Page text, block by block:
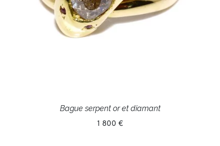
Bague serpent or et diamant
1 800 €